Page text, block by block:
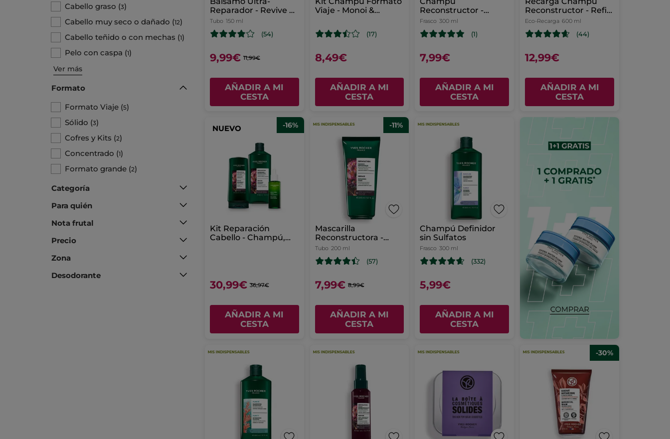
Cabello graso (3)
Cabello muy seco o dañado (12)
Cabello teñido o con mechas (1)
Pelo con caspa (1)
Ver más
Formato
Formato Viaje (5)
Sólido (3)
Cofres y Kits (2)
Concentrado (1)
Formato grande (2)
Categoría
Para quién
Nota frutal
Precio
Zona
Desodorante
Reparador - Revive &
Repara
Tubo 150 ml
(54)
9,99€ 11,99€
AÑADIR A MI
CESTA
Viaje - Monoi &
(17)
8,49€
AÑADIR A MI
CESTA
Reconstructor -
Revive & Repara
Frasco 300 ml
(1)
7,99€
AÑADIR A MI
CESTA
Reconstructor - Refill
Revive & Repara
Eco-Recarga 600 ml
(44)
12,99€
AÑADIR A MI
CESTA
NUEVO -16%
Kit Reparación
Cabello - Champú,
30,99€ 36,97€
AÑADIR A MI
CESTA
-11%
Mascarilla
Reconstructora -
Revive & Repara
Tubo 200 ml
(57)
7,99€ 8,99€
AÑADIR A MI
CESTA
Champú Definidor
sin Sulfatos
Frasco 300 ml
(332)
5,99€
AÑADIR A MI
CESTA
-30%